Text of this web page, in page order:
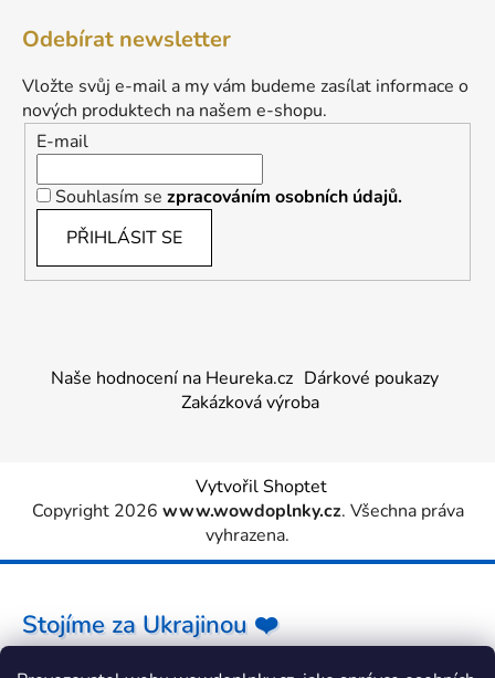
Odebírat newsletter
Vložte svůj e-mail a my vám budeme zasílat informace o
nových produktech na našem e-shopu.
E-mail
Souhlasím se zpracováním osobních údajů.
PŘIHLÁSIT SE
Naše hodnocení na Heureka.cz Dárkové poukazy
Zakázková výroba
Vytvořil Shoptet
Copyright 2026 www.wowdoplnky.cz. Všechna práva
vyhrazena.
Stojíme za Ukrajinou ❤️